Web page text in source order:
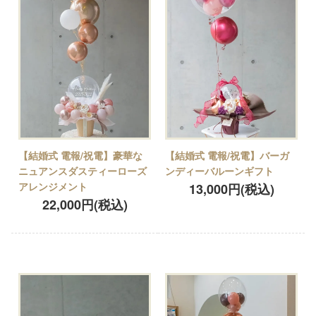
【結婚式 電報/祝電】豪華な
ニュアンスダスティーローズ
アレンジメント
22,000円(税込)
【結婚式 電報/祝電】バーガ
ンディーバルーンギフト
13,000円(税込)